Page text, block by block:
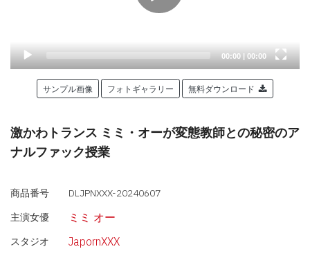
Current
00:00 | Total
duration
00:00
サンプル画像 フォトギャラリー 無料ダウンロード
激かわトランス ミミ・オーが変態教師との秘密のア
ナルファック授業
商品番号
DLJPNXXX-20240607
主演女優
ミミ オー
スタジオ JapornXXX